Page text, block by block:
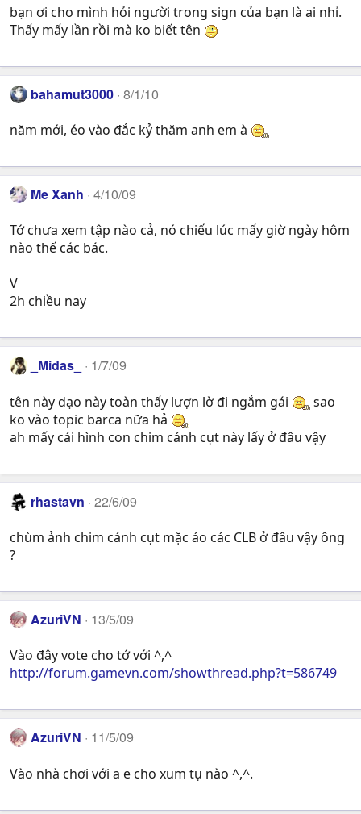
bạn ơi cho mình hỏi người trong sign của bạn là ai nhỉ.
Thấy mấy lần rồi mà ko biết tên
bahamut3000 8/1/10
năm mới, éo vào đắc kỷ thăm anh em à
Me Xanh 4/10/09
Tớ chưa xem tập nào cả, nó chiếu lúc mấy giờ ngày hôm
nào thế các bác.
V
2h chiều nay
_Midas_ 1/7/09
tên này dạo này toàn thấy lượn lờ đi ngắm gái
sao
ko vào topic barca nữa hả
ah mấy cái hình con chim cánh cụt này lấy ở đâu vậy
rhastavn 22/6/09
chùm ảnh chim cánh cụt mặc áo các CLB ở đâu vậy ông
?
AzuriVN 13/5/09
Vào đây vote cho tớ với ^,^
http://forum.gamevn.com/showthread.php?t=586749
AzuriVN 11/5/09
Vào nhà chơi với a e cho xum tụ nào ^,^.